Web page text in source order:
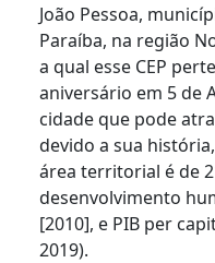
João Pessoa,
Paraíba, na região
a qual esse CEP
aniversário em 5 de
cidade que pode
devido a sua
área territorial é de
desenvolvimento
[2010], e PIB per
2019).